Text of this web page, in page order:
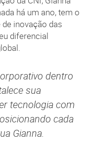
há um ano, tem o
inovação das
diferencial
dentro
sua
tecnologia com
cada
Gianna.